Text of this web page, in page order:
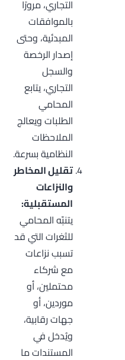
التجاري، مرورًا
بالموافقات
المبدئية، وحتى
إصدار الرخصة
والسجل
التجاري، يتابع
المحامي
الطلبات ويعالج
الملاحظات
النظامية بسرعة.
تقليل المخاطر
والنزاعات
المستقبلية:
يتنبّه المحامي
للثغرات التي قد
تسبب نزاعات
مع شركاء
محتملين، أو
موردين، أو
جهات رقابية،
ويُدخل في
المستندات ما